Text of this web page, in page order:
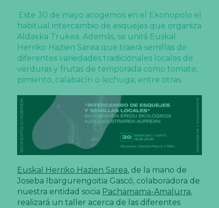
Este 30 de mayo acogemos en el Ekonopolo el
habitual intercambio de esquejes que organiza
Aldaxka Trukea. Además, se unirá Euskal
Herriko Hazien Sarea que traerá semillas de
diferentes variedades tradicionales locales de
verduras y frutas de temporada como tomate,
pimiento, calabacín o lechuga, entre otras.
Euskal Herriko Hazien Sarea, de la mano de
Joseba Ibargurengoitia Gascó, colaboradora de
nuestra entidad socia Pachamama-Amalurra,
realizará un taller acerca de las diferentes